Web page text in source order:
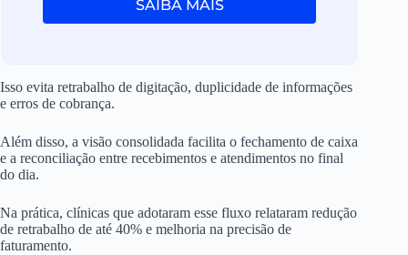
SAIBA MAIS
Isso evita retrabalho de digitação, duplicidade de informações
e erros de cobrança.
Além disso, a visão consolidada facilita o fechamento de caixa
e a reconciliação entre recebimentos e atendimentos no final
do dia.
Na prática, clínicas que adotaram esse fluxo relataram redução
de retrabalho de até 40% e melhoria na precisão de
faturamento.